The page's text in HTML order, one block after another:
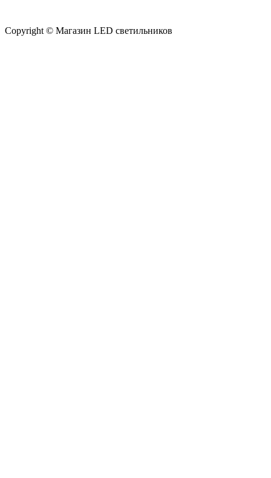
Copyright © Магазин LED светильников